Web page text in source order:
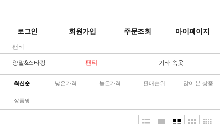
로그인 회원가입 주문조회 마이페이지
팬티
양말&스타킹 팬티 기타 속옷
최신순 낮은가격 높은가격 판매순위 많이 본 상품
상품명